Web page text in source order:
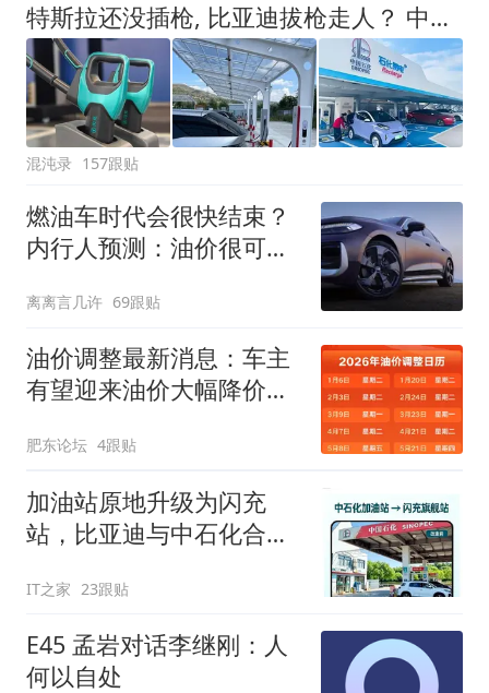
特斯拉还没插枪, 比亚迪拔枪走人？ 中石化上万座改桩:下一辆车选谁
混沌录 157跟贴
燃油车时代会很快结束？
内行人预测：油价很可能
离离言几许 69跟贴
油价调整最新消息：车主
有望迎来油价大幅降价！
幅度已从0.09元/升，扩大
至约0.3元/升！
肥东论坛 4跟贴
加油站原地升级为闪充
站，比亚迪与中石化合作
IT之家 23跟贴
E45 孟岩对话李继刚：人
何以自处